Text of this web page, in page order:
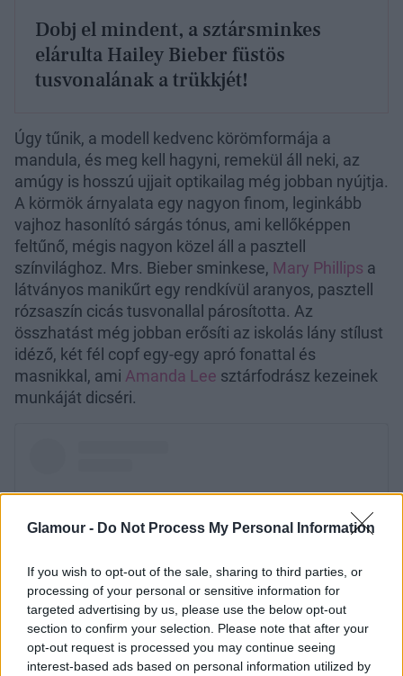
Glamour - Do Not Process My Personal Information
If you wish to opt-out of the sale, sharing to third parties, or
processing of your personal or sensitive information for
targeted advertising by us, please use the below opt-out
section to confirm your selection. Please note that after your
opt-out request is processed you may continue seeing
interest-based ads based on personal information utilized by
Dobj el mindent, a sztársminkes
elárulta Hailey Bieber füstös
tusvonalának a trükkjét!
Úgy tűnik, a modell kedvenc körömformája a
mandula, és meg kell hagyni, remekül áll neki, az
amúgy is hosszú ujjait optikailag még jobban nyújtja.
A körmök árnyalata egy nagyon finom, leginkább
vajhoz hasonlító sárgás tónus, ami kellőképpen
feltűnő, mégis nagyon közel áll a pasztell
színvilághoz. Mrs. Bieber sminkese, Mary Phillips a
látványos manikűrt egy rendkívül aranyos, pasztell
rózsaszín cicás tusvonallal párosította. Az
összhatást még jobban erősíti az iskolás lány stílust
idéző, két fél copf egy-egy apró fonattal és
masnikkal, ami Amanda Lee sztárfodrász kezeinek
munkáját dicséri.